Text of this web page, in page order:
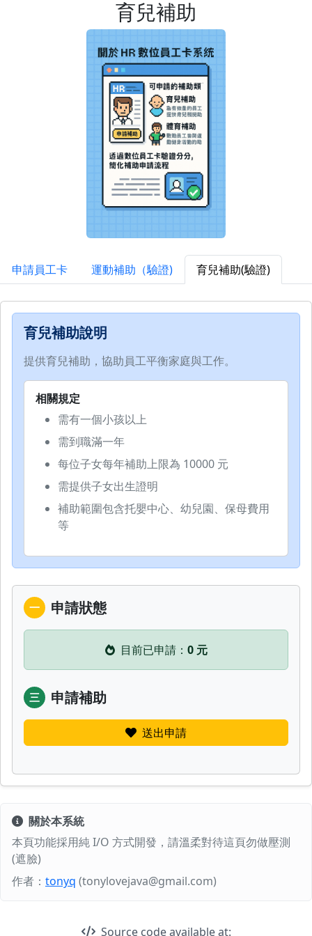
育兒補助
申請員工卡 運動補助（驗證) 育兒補助(驗證)
育兒補助說明
提供育兒補助，協助員工平衡家庭與工作。
相關規定
需有一個小孩以上
需到職滿一年
每位子女每年補助上限為 10000 元
需提供子女出生證明
補助範圍包含托嬰中心、幼兒園、保母費用
等
一 申請狀態
目前已申請： 0 元
三 申請補助
送出申請
關於本系統
本頁功能採用純 I/O 方式開發，請溫柔對待這頁勿做壓測
(遮臉)
作者： tonyq (tonylovejava@gmail.com)
Source code available at: